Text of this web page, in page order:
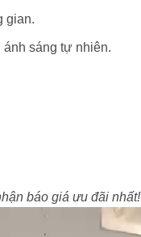
gian.
sáng tự nhiên.
báo giá ưu đãi nhất!